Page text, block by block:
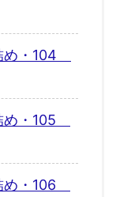
め・104
め・105
め・106